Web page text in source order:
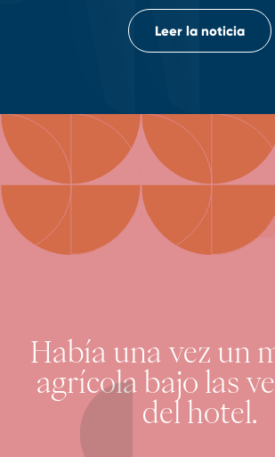
Leer la noticia
Había una vez un
agrícola bajo las
del hotel.